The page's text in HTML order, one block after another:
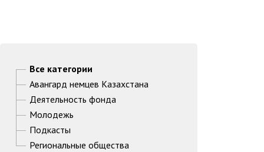
Все категории
Авангард немцев Казахстана
Деятельность фонда
Молодежь
Подкасты
Региональные общества